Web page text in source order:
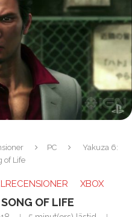
PC
Yakuza 6:
of Life
XBOX
OF LIFE